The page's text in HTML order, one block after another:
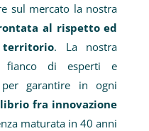
sul mercato la nostra
al rispetto ed
. La nostra
fianco di esperti e
garantire in ogni
fra innovazione
maturata in 40 anni